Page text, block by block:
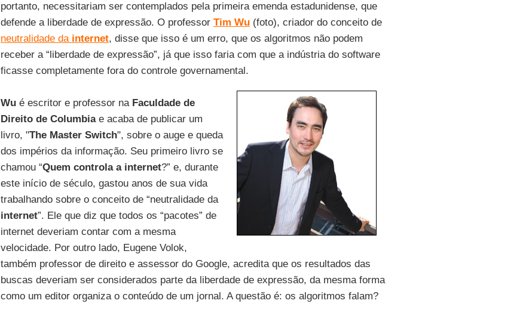
portanto, necessitariam ser contemplados pela primeira emenda estadunidense, que
defende a liberdade de expressão. O professor Tim Wu(foto), criador do conceito de
neutralidade da internet, disse que isso é um erro, que os algoritmos não podem
receber a “liberdade de expressão”, já que isso faria com que a indústria do software
ficasse completamente fora do controle governamental.
Wu é escritor e professor na Faculdade de
Direito de Columbiae acaba de publicar um
livro, "The Master Switch", sobre o auge e queda
dos impérios da informação. Seu primeiro livro se
chamou “Quem controla a internet?” e, durante
este início de século, gastou anos de sua vida
trabalhando sobre o conceito de “neutralidade da
internet”. Ele que diz que todos os “pacotes” de
internet deveriam contar com a mesma
velocidade. Por outro lado, Eugene Volok,
também professor de direito e assessor do Google, acredita que os resultados das
buscas deveriam ser considerados parte da liberdade de expressão, da mesma forma
como um editor organiza o conteúdo de um jornal. A questão é: os algoritmos falam?